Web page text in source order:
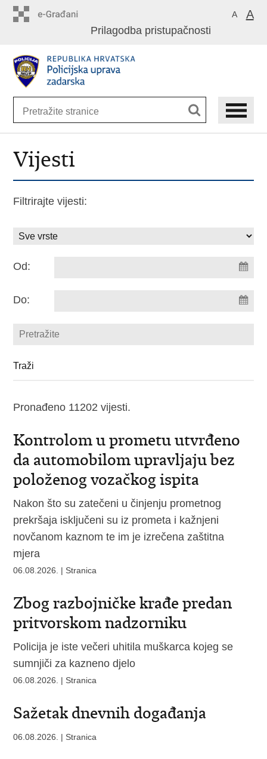
sadržaj
A A
Prilagodba pristupačnosti
Vijesti
Filtrirajte vijesti:
Od:
Do:
Pronađeno 11202 vijesti.
Kontrolom u prometu utvrđeno
da automobilom upravljaju bez
položenog vozačkog ispita
Nakon što su zatečeni u činjenju prometnog
prekršaja isključeni su iz prometa i kažnjeni
novčanom kaznom te im je izrečena zaštitna
mjera
06.08.2026. | Stranica
Zbog razbojničke krađe predan
pritvorskom nadzorniku
Policija je iste večeri uhitila muškarca kojeg se
sumnjiči za kazneno djelo
06.08.2026. | Stranica
Sažetak dnevnih događanja
06.08.2026. | Stranica